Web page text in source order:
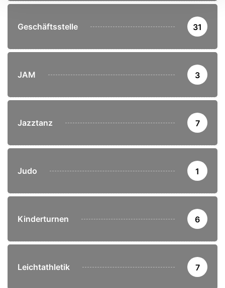
Geschäftsstelle 31
JAM 3
Jazztanz 7
Judo 1
Kinderturnen 6
Leichtathletik 7